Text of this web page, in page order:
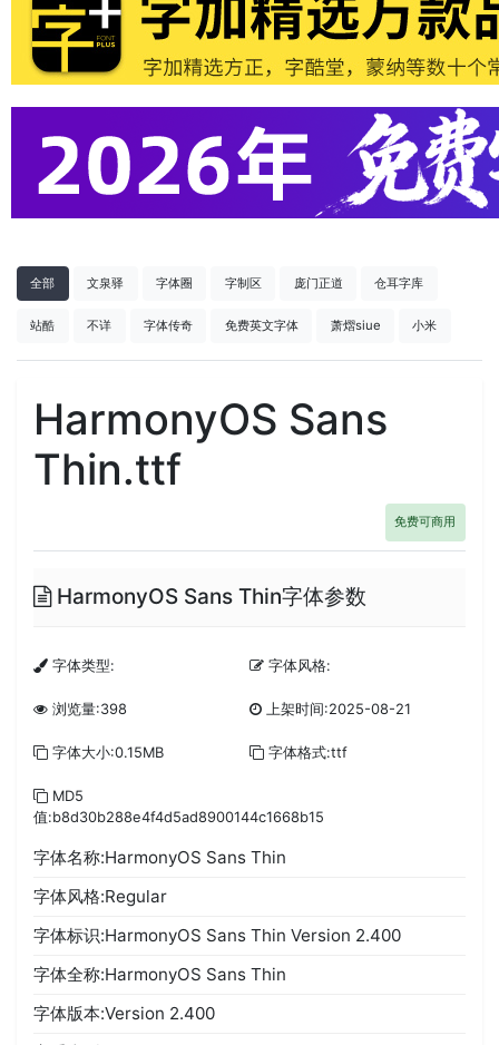
全部 文泉驿 字体圈 字制区 庞门正道 仓耳字库
站酷 不详 字体传奇 免费英文字体 萧熠siue 小米
HarmonyOS Sans
Thin.ttf
免费可商用
HarmonyOS Sans Thin字体参数
字体类型: 字体风格:
浏览量:398 上架时间:2025-08-21
字体大小:0.15MB 字体格式:ttf
MD5
值:b8d30b288e4f4d5ad8900144c1668b15
字体名称:HarmonyOS Sans Thin
字体风格:Regular
字体标识:HarmonyOS Sans Thin Version 2.400
字体全称:HarmonyOS Sans Thin
字体版本:Version 2.400